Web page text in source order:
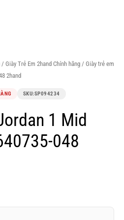
/ Giày Trẻ Em 2hand Chính hãng / Giày trẻ em
2hand
SKU:SP094234
1 Mid
048